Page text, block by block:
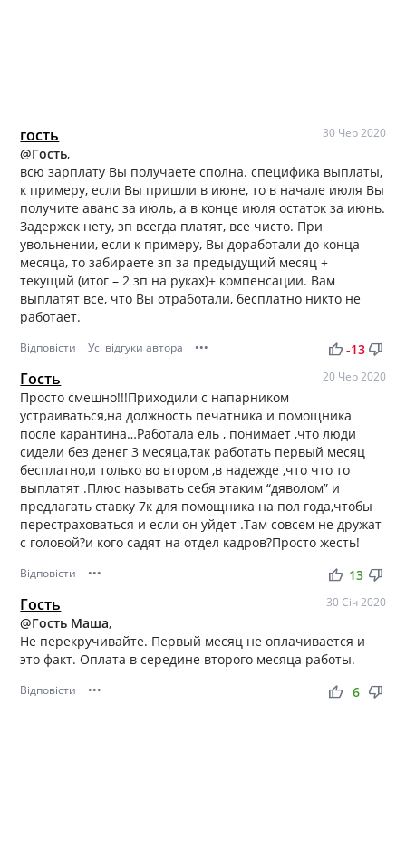
гость 30 Чер 2020
@Гость,
всю зарплату Вы получаете сполна. специфика выплаты,
к примеру, если Вы пришли в июне, то в начале июля Вы
получите аванс за июль, а в конце июля остаток за июнь.
Задержек нету, зп всегда платят, все чисто. При
увольнении, если к примеру, Вы доработали до конца
месяца, то забираете зп за предыдущий месяц +
текущий (итог – 2 зп на руках)+ компенсации. Вам
выплатят все, что Вы отработали, бесплатно никто не
работает.
Відповісти Усі відгуки автора ••• thumb_up thumb_down
-13
Гость 20 Чер 2020
Просто смешно!!!Приходили с напарником
устраиваться,на должность печатника и помощника
после карантина…Работала ель , понимает ,что люди
сидели без денег 3 месяца,так работать первый месяц
бесплатно,и только во втором ,в надежде ,что что то
выплатят .Плюс называть себя этаким “дяволом” и
предлагать ставку 7к для помощника на пол года,чтобы
перестраховаться и если он уйдет .Там совсем не дружат
с головой?и кого садят на отдел кадров?Просто жесть!
Відповісти ••• thumb_up thumb_down
13
Гость 30 Січ 2020
@Гость Маша,
Не перекручивайте. Первый месяц не оплачивается и
это факт. Оплата в середине второго месяца работы.
Відповісти ••• thumb_up thumb_down
6